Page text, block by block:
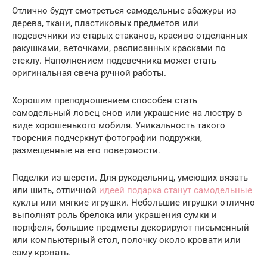
Отлично будут смотреться самодельные абажуры из
дерева, ткани, пластиковых предметов или
подсвечники из старых стаканов, красиво отделанных
ракушками, веточками, расписанных красками по
стеклу. Наполнением подсвечника может стать
оригинальная свеча ручной работы.
Хорошим преподношением способен стать
самодельный ловец снов или украшение на люстру в
виде хорошенького мобиля. Уникальность такого
творения подчеркнут фотографии подружки,
размещенные на его поверхности.
Поделки из шерсти. Для рукодельниц, умеющих вязать
или шить, отличной идеей подарка станут самодельные
куклы или мягкие игрушки. Небольшие игрушки отлично
выполнят роль брелока или украшения сумки и
портфеля, большие предметы декорируют письменный
или компьютерный стол, полочку около кровати или
саму кровать.